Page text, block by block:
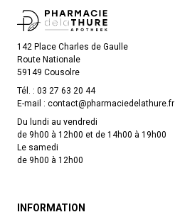
142 Place Charles de Gaulle
Route Nationale
59149 Cousolre
Tél. : 03 27 63 20 44
E-mail : contact@pharmaciedelathure.fr
Du lundi au vendredi
de 9h00 à 12h00 et de 14h00 à 19h00
Le samedi
de 9h00 à 12h00
INFORMATION